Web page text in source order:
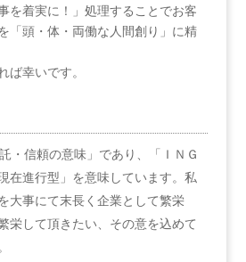
を着実に！」処理することでお客
「頭・体・両働な人間創り」に精
ば幸いです。
・信頼の意味」であり、「ＩＮＧ
在進行型」を意味しています。私
大事にて末長く企業として繁栄
栄して頂きたい、その意を込めて